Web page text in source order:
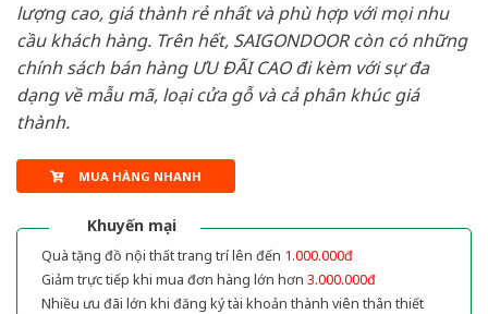
lượng cao, giá thành rẻ nhất và phù hợp với mọi nhu
cầu khách hàng. Trên hết, SAIGONDOOR còn có những
chính sách bán hàng ƯU ĐÃI CAO đi kèm với sự đa
dạng về mẫu mã, loại cửa gỗ và cả phân khúc giá
thành.
MUA HÀNG NHANH
Khuyến mại
Quà tặng đồ nội thất trang trí lên đến 1.000.000đ
Giảm trực tiếp khi mua đơn hàng lớn hơn 3.000.000đ
Nhiều ưu đãi lớn khi đăng ký tài khoản thành viên thân thiết